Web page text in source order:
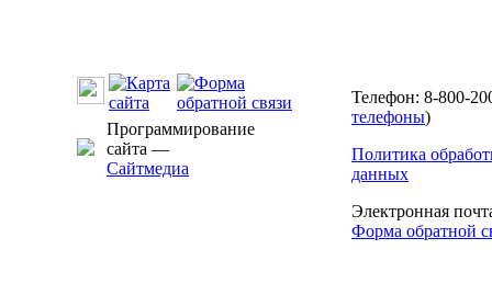
Программирование
сайта —
Сайтмедиа
Телефон: 8-800-
телефоны)
Политика
данных
Электронная
Форма обратной